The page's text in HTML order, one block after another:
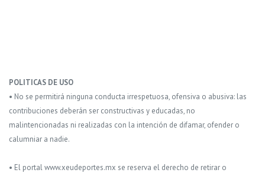
POLITICAS DE USO
• No se permitirá ninguna conducta irrespetuosa, ofensiva o abusiva: las
contribuciones deberán ser constructivas y educadas, no
malintencionadas ni realizadas con la intención de difamar, ofender o
calumniar a nadie.
• El portal www.xeudeportes.mx se reserva el derecho de retirar o